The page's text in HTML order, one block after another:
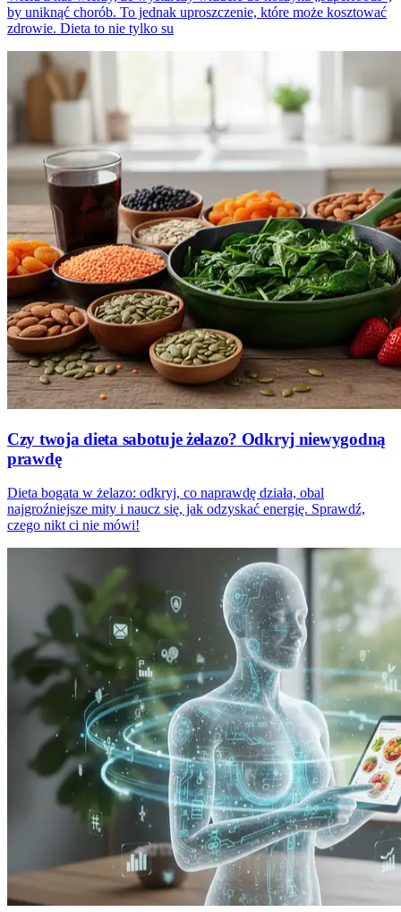
by uniknąć chorób. To jednak uproszczenie, które może kosztować
zdrowie. Dieta to nie tylko su
Czy twoja dieta sabotuje żelazo? Odkryj niewygodną
prawdę
Dieta bogata w żelazo: odkryj, co naprawdę działa, obal
najgroźniejsze mity i naucz się, jak odzyskać energię. Sprawdź,
czego nikt ci nie mówi!